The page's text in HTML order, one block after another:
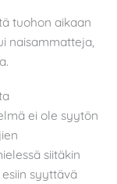
tuohon aikaan
naisammatteja,
ei ole syytön
siitäkin
syyttävä